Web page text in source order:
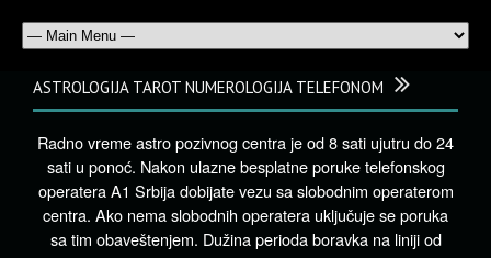
ASTROLOGIJA TAROT NUMEROLOGIJA TELEFONOM
Radno vreme astro pozivnog centra je od 8 sati ujutru do 24
sati u ponoć. Nakon ulazne besplatne poruke telefonskog
operatera A1 Srbija dobijate vezu sa slobodnim operaterom
centra. Ako nema slobodnih operatera uključuje se poruka
sa tim obaveštenjem. Dužina perioda boravka na liniji od